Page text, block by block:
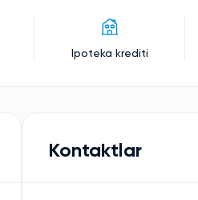
Ipoteka krediti
Kontaktlar